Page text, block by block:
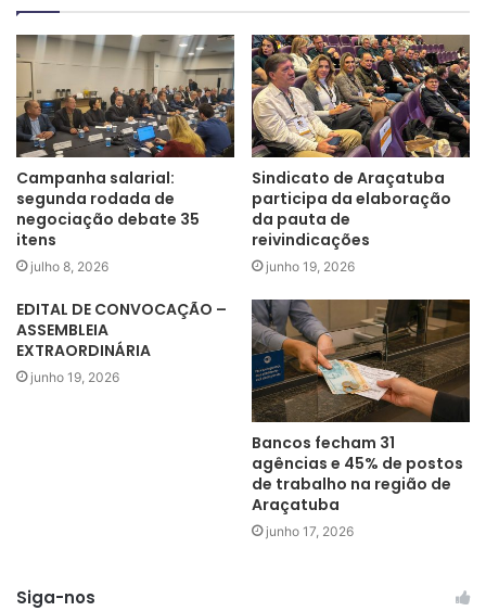
mesa temática, em São Paulo: assuntos de interesse da categoria
Campanha salarial:
segunda rodada de
negociação debate 35
itens
julho 8, 2026
Sindicato de Araçatuba
participa da elaboração
da pauta de
reivindicações
junho 19, 2026
EDITAL DE CONVOCAÇÃO –
ASSEMBLEIA
EXTRAORDINÁRIA
junho 19, 2026
Bancos fecham 31
agências e 45% de postos
de trabalho na região de
Araçatuba
junho 17, 2026
Siga-nos